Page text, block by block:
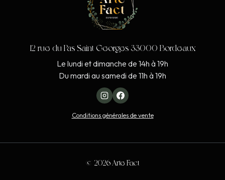
12 rue du Pas Saint Georges 33000 Bordeaux
Le lundi et dimanche de 14h à 19h
Du mardi au samedi de 11h à 19h
Conditions générales de vente
© 2026 Arte Fact